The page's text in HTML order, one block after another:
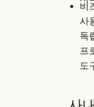
비
사
독
프
도